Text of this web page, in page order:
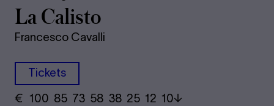
La Ca­lis­to
Francesco Cavalli
Tickets
€ ​ 100 85 73​ 58 38 25​ 12 10